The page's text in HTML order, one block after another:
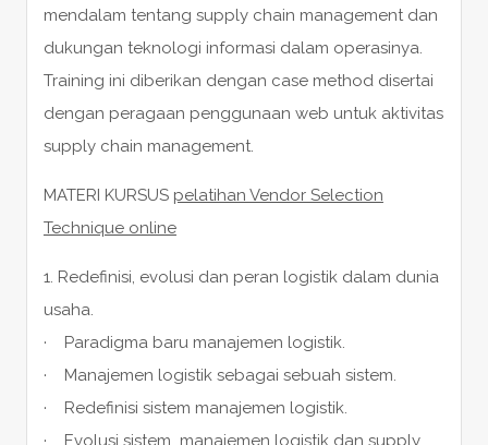
mendalam tentang supply chain management dan
dukungan teknologi informasi dalam operasinya.
Training ini diberikan dengan case method disertai
dengan peragaan penggunaan web untuk aktivitas
supply chain management.
MATERI KURSUS pelatihan Vendor Selection
Technique online
1. Redefinisi, evolusi dan peran logistik dalam dunia
usaha.
· Paradigma baru manajemen logistik.
· Manajemen logistik sebagai sebuah sistem.
· Redefinisi sistem manajemen logistik.
· Evolusi sistem manajemen logistik dan supply